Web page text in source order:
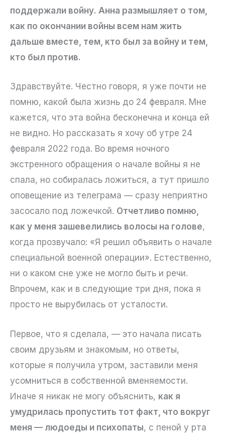
поддержали войну. Анна размышляет о том,
как по окончании войны всем нам жить
дальше вместе, тем, кто был за войну и тем,
кто был против.
Здравствуйте. Честно говоря, я уже почти не
помню, какой была жизнь до 24 февраля. Мне
кажется, что эта война бесконечна и конца ей
не видно. Но рассказать я хочу об утре 24
февраля 2022 года. Во время ночного
экстренного обращения о начале войны я не
спала, но собиралась ложиться, а тут пришло
оповещение из телеграма — сразу неприятно
засосало под ложечкой. Отчетливо помню,
как у меня зашевелились волосы на голове,
когда прозвучало: «Я решил объявить о начале
специальной военной операции». Естественно,
ни о каком сне уже не могло быть и речи.
Впрочем, как и в следующие три дня, пока я
просто не вырубилась от усталости.
Первое, что я сделала, — это начала писать
своим друзьям и знакомым, но ответы,
которые я получила утром, заставили меня
усомниться в собственной вменяемости.
Иначе я никак не могу объяснить, как я
умудрилась пропустить тот факт, что вокруг
меня — людоеды и психопаты, с пеной у рта